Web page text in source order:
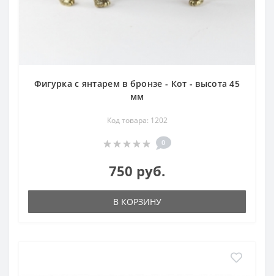
Фигурка с янтарем в бронзе - Кот - высота 45
мм
Код товара: 1202
0
750 руб.
В КОРЗИНУ